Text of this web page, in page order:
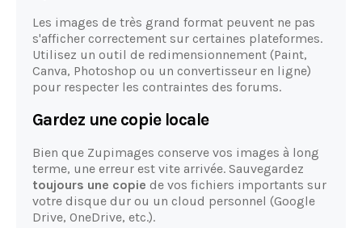
Les images de très grand format peuvent ne pas
s'afficher correctement sur certaines plateformes.
Utilisez un outil de redimensionnement (Paint,
Canva, Photoshop ou un convertisseur en ligne)
pour respecter les contraintes des forums.
Gardez une copie locale
Bien que Zupimages conserve vos images à long
terme, une erreur est vite arrivée. Sauvegardez
toujours une copie de vos fichiers importants sur
votre disque dur ou un cloud personnel (Google
Drive, OneDrive, etc.).